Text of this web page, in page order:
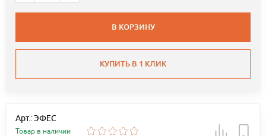
В КОРЗИНУ
КУПИТЬ В 1 КЛИК
Арт.: ЭФЕС
Товар в наличии